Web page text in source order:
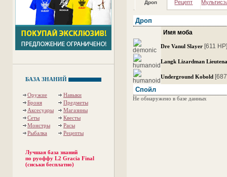
БАЗА ЗНАНИЙ
Оружие
Навыки
Броня
Предметы
Аксесуары
Магазины
Сеты
Квесты
Монстры
Расы
Рыбалка
Рецепты
Лучшая база знаний
по руоффу L2 Gracia Final
(сиськи бесплатно)
Дроп Рецепт
Дроп
Имя моба
Dre Vanul Slayer [611
Langk Lizardman
Underground Kobold
Спойл
Не обнаружено в базе данных